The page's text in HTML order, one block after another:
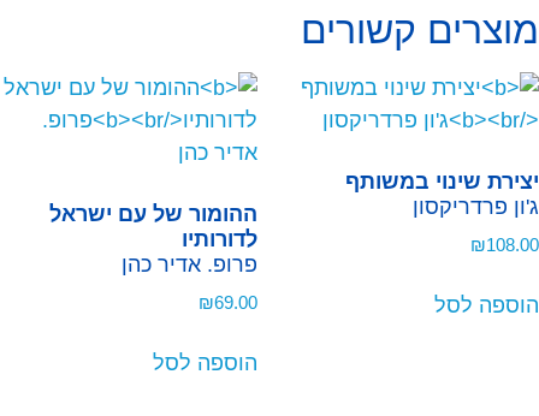
מוצרים קשורים
יצירת שינוי במשותף
ג'ון פרדריקסון
₪108.00
הוספה לסל
ההומור של עם ישראל
לדורותיו
פרופ. אדיר כהן
₪69.00
הוספה לסל